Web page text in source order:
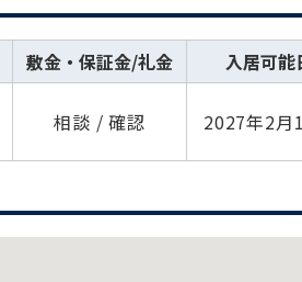
敷金・保証金/礼金 入居可能
相談 / 確認 2027年2月